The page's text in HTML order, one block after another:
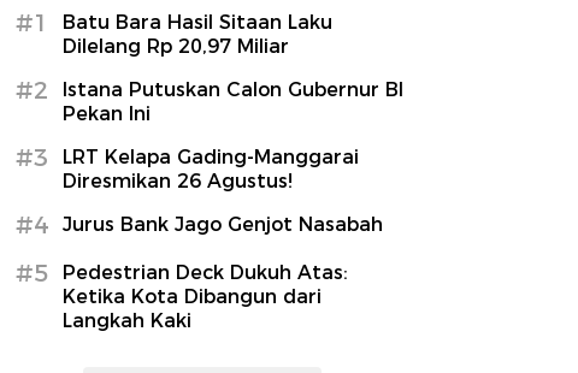
#1
Batu Bara Hasil Sitaan Laku
Dilelang Rp 20,97 Miliar
#2
Istana Putuskan Calon Gubernur BI
Pekan Ini
#3
LRT Kelapa Gading-Manggarai
Diresmikan 26 Agustus!
#4 Jurus Bank Jago Genjot Nasabah
#5
Pedestrian Deck Dukuh Atas:
Ketika Kota Dibangun dari
Langkah Kaki